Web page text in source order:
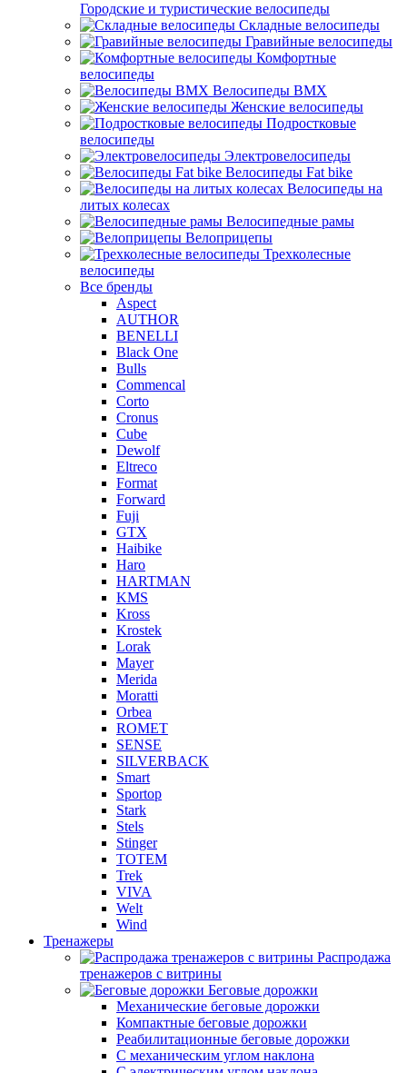
Городские и туристические велосипеды
Складные велосипеды
Гравийные велосипеды
Комфортные
велосипеды
Велосипеды BMX
Женские велосипеды
Подростковые
велосипеды
Электровелосипеды
Велосипеды Fat bike
Велосипеды на
литых колесах
Велосипедные рамы
Велоприцепы
Трехколесные
велосипеды
Все бренды
Aspect
AUTHOR
BENELLI
Black One
Bulls
Commencal
Corto
Cronus
Cube
Dewolf
Eltreco
Format
Forward
Fuji
GTX
Haibike
Haro
HARTMAN
KMS
Kross
Krostek
Lorak
Mayer
Merida
Moratti
Orbea
ROMET
SENSE
SILVERBACK
Smart
Sportop
Stark
Stels
Stinger
TOTEM
Trek
VIVA
Welt
Wind
Тренажеры
Распродажа
тренажеров с витрины
Беговые дорожки
Механические беговые дорожки
Компактные беговые дорожки
Реабилитационные беговые дорожки
С механическим углом наклона